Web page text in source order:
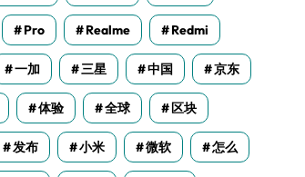
Pro Realme Redmi
一加 三星 中国 京东
体验 全球 区块
发布 小米 微软 怎么